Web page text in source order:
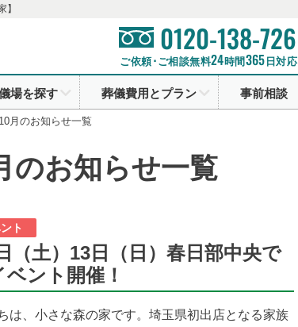
】
0120-138-726
ご依頼･ご相談無料24時間 365 日対応
場を探す 葬儀費用とプラン 事前相談
月のお知らせ一覧
のお知らせ一覧
ト
（土）13日（日）春日部中央で
ベント開催！
は、小さな森の家です。埼玉県初出店となる家族